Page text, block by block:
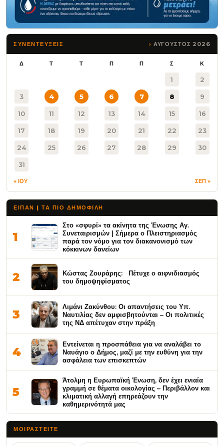
ΣΥΝΕΝΤΕΥΞΕΙΣ ΑΥΓΟΥΣΤΟΣ 2026
Δ Τ Τ Π Π Σ Κ
1 2
3 4 5 6 7 8 9
10 11 12 13 14 15 16
17 18 19 20 21 22 23
24 25 26 27 28 29 30
31
« ΙΟΥ ΣΕΠ »
ΕΙΠΑΝ | ΤΑ ΠΙΟ ΔΗΜΟΦΙΛΉ
1
Στο «σφυρί» τα ακίνητα της Ένωσης Αγ.
Συνεταιρισμών | Σήμερα ο Πλειστηριασμός
παρά τον νόμο για τον διακανονισμό των
κόκκινων δανείων
2
Κώστας Ζουράρης: Πέτυχε ο αιφνιδιασμός
του δημοψηφίσματος
3
Λιμάνι Ζακύνθου: Οι απαντήσεις του Υπ.
Ναυτιλίας δεν αμφισβητούνται – Οι πολιτικές
της ΝΔ απέτυχαν στην πράξη
4
Εντείνεται η προσπάθεια για να αναλάβει το
Ναυάγιο ο Δήμος, μαζί με την ευθύνη για την
ασφάλεια των επισκεπτών
5
Άτολμη η Ευρωπαϊκή Ένωση, δεν έχει ενιαία
γραμμή σε θέματα οικολογίας – Περιβάλλον και
κλιματική αλλαγή επηρεάζουν την
καθημερινότητά μας
ΜΟΙΡΑΣΤΕΊΤΕ